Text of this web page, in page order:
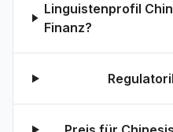
Linguistenprofil
Finanz?